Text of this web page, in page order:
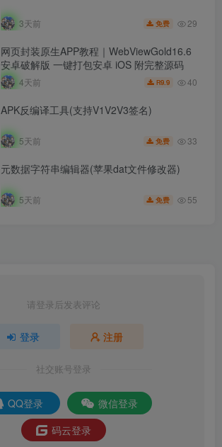
3天前 免费 29
网页封装原生APP教程｜WebViewGold16.6
安卓破解版 一键打包安卓 iOS 附完整源码
4天前 R9.9 40
APK反编译工具(支持V1V2V3签名)
5天前 免费 33
元数据字符串编辑器(苹果dat文件修改器)
5天前 免费 55
请登录后发表评论
登录 注册
社交账号登录
QQ登录
微信登录
码云登录